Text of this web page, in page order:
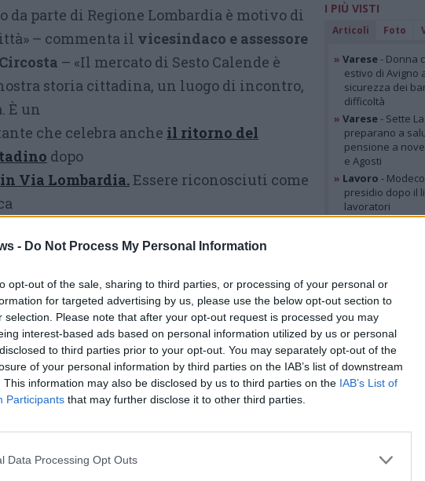
- Do Not Process My Personal Information
opt-out of the sale, sharing to third parties, or processing of your personal or
for targeted advertising by us, please use the below opt-out section to
selection. Please note that after your opt-out request is processed you may
interest-based ads based on personal information utilized by us or personal
to third parties prior to your opt-out. You may separately opt-out of the
of your personal information by third parties on the IAB’s list of downstream
This information may also be disclosed by us to third parties on the IAB’s List of
Participants that may further disclose it to other third parties.
Data Processing Opt Outs
da parte di Regione Lombardia è motivo di
– commenta il vicesindaco e assessore
– «Il mercato di Sesto Calende è
storia cittadina, un luogo di incontro,
È un
che celebra anche il ritorno del
dopo
in Via Lombardia. Essere riconosciuti come
commerciale, ma anche la
che questo
continua a svolgere nel cuore della
di promozione
il riconoscimento consente al mercato
regionalidi valorizzazione, tra cui
turistiche e progetti legati ai luoghi-
Ciò potrà tradursi in
per il commercio locale.
I PIÙ VISTI
Articoli Foto
» Varese- Donna
estivo di Avigno
sicurezza dei
difficoltà
» Varese- Sette
preparano a
pensione a
e Agosti
» Lavoro -
presidio dopo il
lavoratori
-
gomma
borsello ad
-
impegnate
per lo
GALLERIE